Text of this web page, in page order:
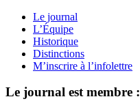
Le journal
L’Équipe
Historique
Distinctions
M’inscrire à l’infolettre
Le journal est membre :